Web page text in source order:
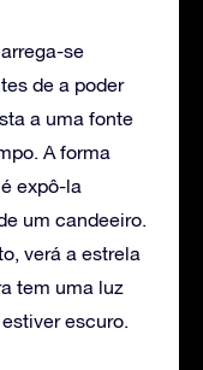
se
de a poder
a uma fonte
A forma
expô-la
um candeeiro.
verá a estrela
tem uma luz
escuro.